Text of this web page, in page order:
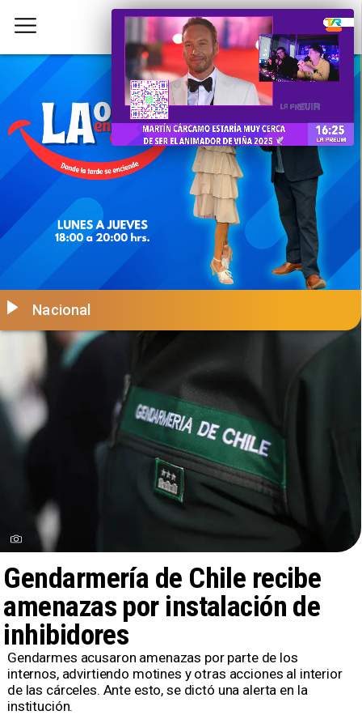
Gendarmería de Chile recibe
amenazas por instalación de
inhibidores
Nacional
Gendarmes acusaron amenazas por parte de los
internos, advirtiendo motines y otras acciones al interior
de las cárceles. Ante esto, se dictó una alerta en la
institución.